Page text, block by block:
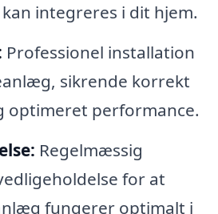
integreres i dit hjem.
Professionel installation
sikrende korrekt
optimeret performance.
Regelmæssig
for at
fungerer optimalt i